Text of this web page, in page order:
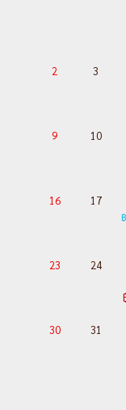
2 3
9 10
16 17
23 24
30 31